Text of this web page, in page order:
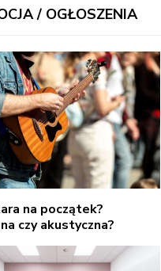
/ OGŁOSZENIA
na początek?
czy akustyczna?